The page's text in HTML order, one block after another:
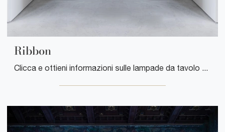
Ribbon
Clicca e ottieni informazioni sulle lampade da tavolo di Davide Groppi: il modello Ribbon in metallo ti attende!